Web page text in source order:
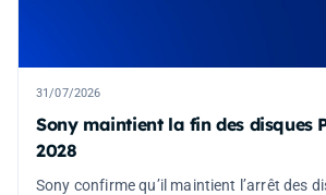
31/07/2026
Sony maintient la fin des disques
2028
Sony confirme qu’il maintient l’arrêt des